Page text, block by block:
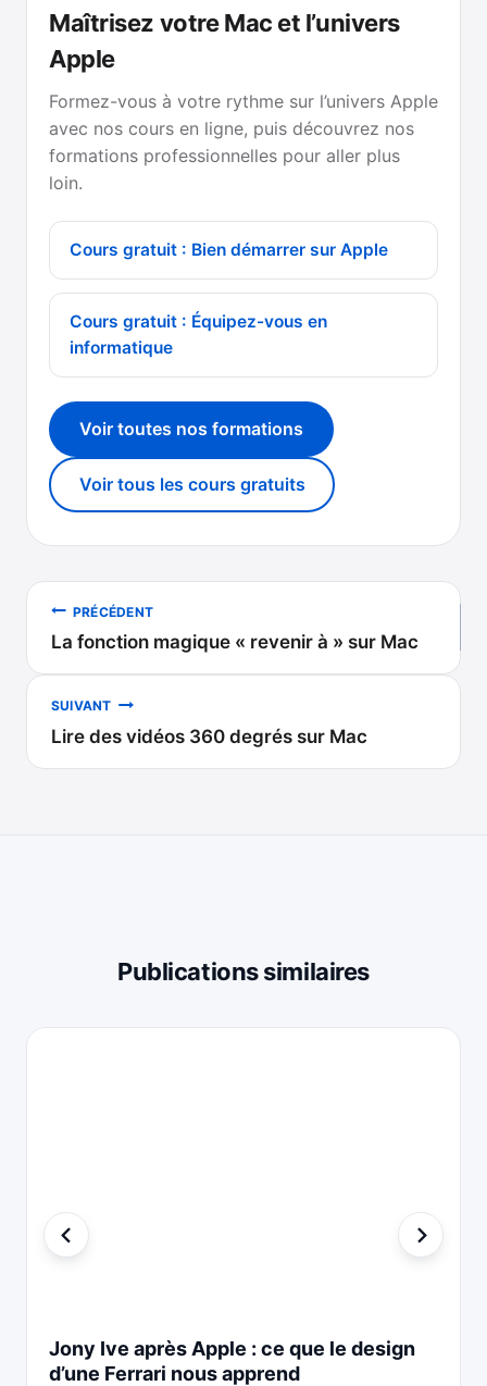
Maîtrisez votre Mac et l’univers
Apple
Formez-vous à votre rythme sur l’univers Apple
avec nos cours en ligne, puis découvrez nos
formations professionnelles pour aller plus
loin.
Cours gratuit : Bien démarrer sur Apple
Cours gratuit : Équipez-vous en
informatique
Voir toutes nos formations
Voir tous les cours gratuits
Navigation
de
l’article
PRÉCÉDENT
La fonction magique « revenir à » sur Mac
SUIVANT
Lire des vidéos 360 degrés sur Mac
Publications similaires
Jony Ive après Apple : ce que le design
d’une Ferrari nous apprend